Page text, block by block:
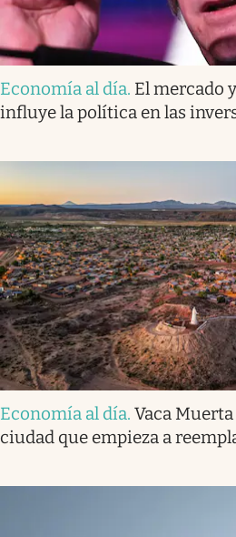
Economía al día. El mercado
influye la política en las
Economía al día. Vaca
ciudad que empieza a